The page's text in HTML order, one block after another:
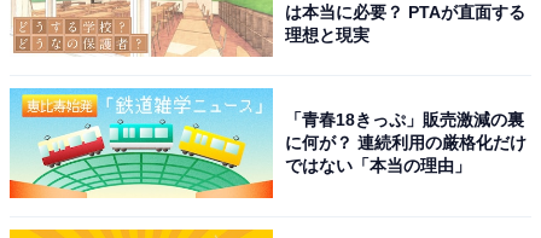
は本当に必要？ PTAが直面する
理想と現実
「青春18きっぷ」販売激減の裏
に何が？ 連続利用の厳格化だけ
ではない「本当の理由」